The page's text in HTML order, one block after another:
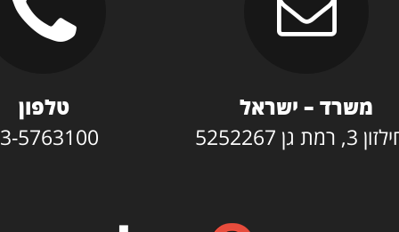
משרד – ישראל
גן 5252267
טלפון
5763100